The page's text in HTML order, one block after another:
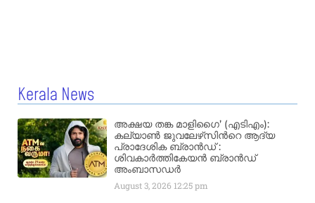
Kerala News
അക്ഷയ തങ്ക മാളിഗൈ’ (എടിഎം):
കല്യാണ്‍ ജുവലേഴ്‌സിന്‍റെ ആദ്യ
പ്രാദേശിക ബ്രാന്‍ഡ് :
ശിവകാര്‍ത്തികേയന്‍ ബ്രാന്‍ഡ്
അംബാസഡര്‍
August 3, 2026 12:25 pm